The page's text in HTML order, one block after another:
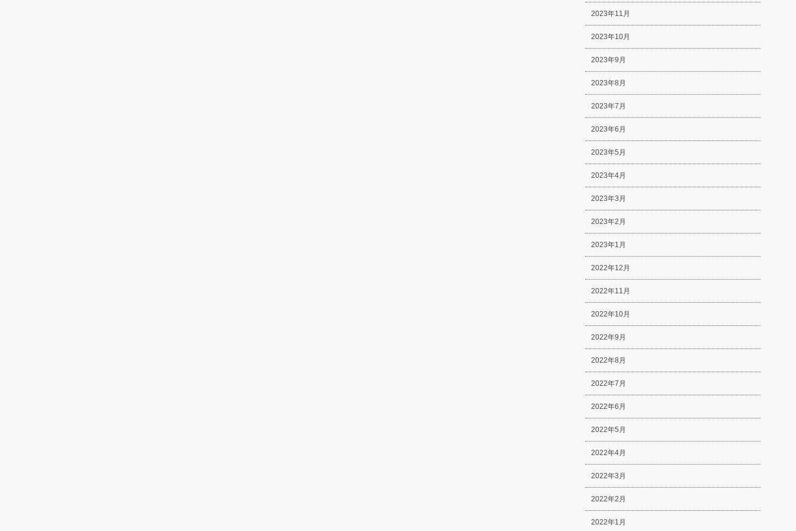
2023年11月
2023年10月
2023年9月
2023年8月
2023年7月
2023年6月
2023年5月
2023年4月
2023年3月
2023年2月
2023年1月
2022年12月
2022年11月
2022年10月
2022年9月
2022年8月
2022年7月
2022年6月
2022年5月
2022年4月
2022年3月
2022年2月
2022年1月